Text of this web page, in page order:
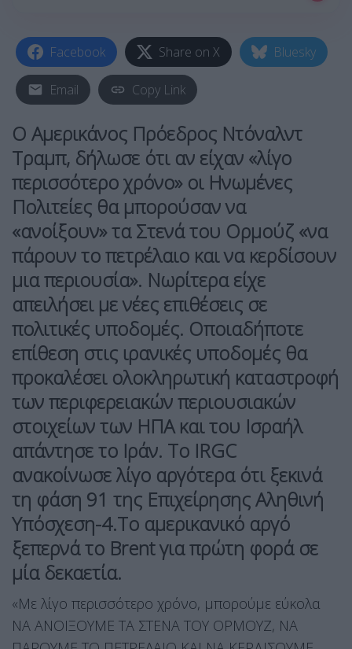
Facebook Share on X Bluesky
Email Copy Link
Ο Αμερικάνος Πρόεδρος Ντόναλντ
Τραμπ, δήλωσε ότι αν είχαν «λίγο
περισσότερο χρόνο» οι Ηνωμένες
Πολιτείες θα μπορούσαν να
«ανοίξουν» ταΣτενά του Ορμούζ «να
πάρουν το πετρέλαιο και να κερδίσουν
μια περιουσία». Νωρίτερα είχε
απειλήσει με νέες επιθέσεις σε
πολιτικές υποδομές. Οποιαδήποτε
επίθεση στις ιρανικές υποδομές θα
προκαλέσει ολοκληρωτική καταστροφή
των περιφερειακών περιουσιακών
στοιχείων των ΗΠΑ και του Ισραήλ
απάντησε το Ιράν. Το IRGC
ανακοίνωσε λίγο αργότερα ότι ξεκινά
τη φάση 91 της Επιχείρησης Αληθινή
Υπόσχεση-4.Το αμερικανικό αργό
ξεπερνά το Brent για πρώτη φορά σε
μία δεκαετία.
«Με λίγο περισσότερο χρόνο, μπορούμε εύκολα
ΝΑ ΑΝΟΙΞΟΥΜΕ ΤΑ ΣΤΕΝΑ ΤΟΥ ΟΡΜΟΥΖ, ΝΑ